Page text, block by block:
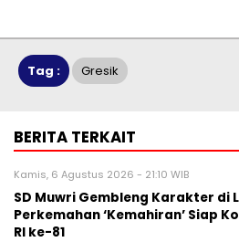
Tag : Gresik
BERITA TERKAIT
Kamis, 6 Agustus 2026 - 21:10 WIB
SD Muwri Gembleng Karakter di
Perkemahan ‘Kemahiran’ Siap
RI ke-81